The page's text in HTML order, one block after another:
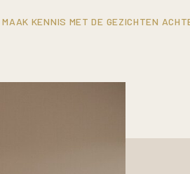
MAAK KENNIS MET DE GEZICHTEN